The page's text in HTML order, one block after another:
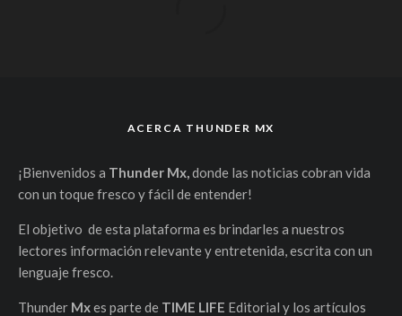
ACERCA THUNDER MX
¡Bienvenidos a Thunder Mx,donde las noticias cobran vida
con un toque fresco y fácil de entender!
El objetivo de esta plataforma es brindarles a nuestros
lectores información relevante y entretenida, escrita con un
lenguaje fresco.
Thunder Mxes parte de TIME LIFE Editorial y los artículos